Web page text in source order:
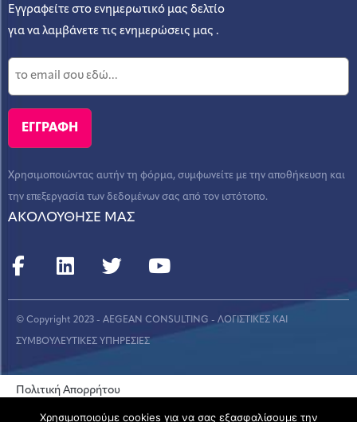
Εγγραφείτε στο ενημερωτικό μας δελτίο
για να λαμβάνετε τις ενημερώσεις μας .
Χρησιμοποιώντας αυτήν τη φόρμα, συμφωνείτε με την αποθήκευση και
την επεξεργασία των δεδομένων σας από τον ιστότοπο.
ΑΚΟΛΟΥΘΗΣΕ ΜΑΣ
© Copyright 2023 - AEGEAN CONSULTING - ΛΟΓΙΣΤΙΚΕΣ ΚΑΙ
ΣΥΜΒΟΥΛΕΥΤΙΚΕΣ ΥΠΗΡΕΣΙΕΣ
Πολιτική Απορρήτου
Χρησιμοποιούμε cookies για να σας εξασφαλίσουμε την